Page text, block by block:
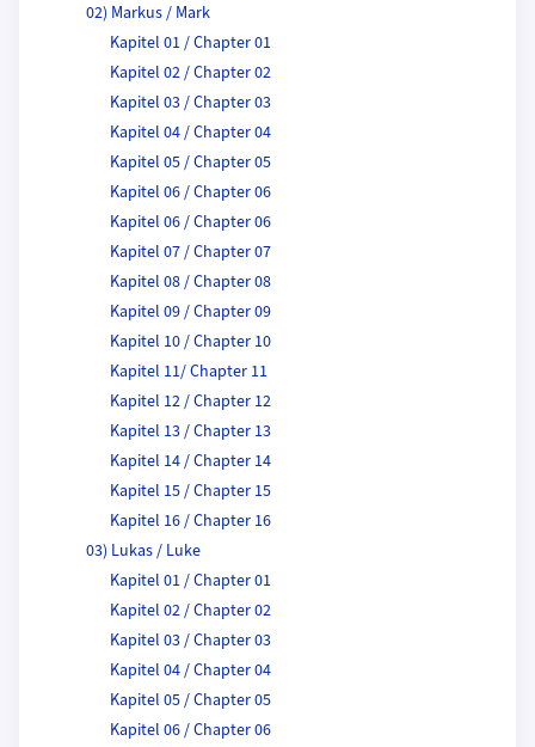
02) Markus / Mark
Kapitel 01 / Chapter 01
Kapitel 02 / Chapter 02
Kapitel 03 / Chapter 03
Kapitel 04 / Chapter 04
Kapitel 05 / Chapter 05
Kapitel 06 / Chapter 06
Kapitel 06 / Chapter 06
Kapitel 07 / Chapter 07
Kapitel 08 / Chapter 08
Kapitel 09 / Chapter 09
Kapitel 10 / Chapter 10
Kapitel 11/ Chapter 11
Kapitel 12 / Chapter 12
Kapitel 13 / Chapter 13
Kapitel 14 / Chapter 14
Kapitel 15 / Chapter 15
Kapitel 16 / Chapter 16
03) Lukas / Luke
Kapitel 01 / Chapter 01
Kapitel 02 / Chapter 02
Kapitel 03 / Chapter 03
Kapitel 04 / Chapter 04
Kapitel 05 / Chapter 05
Kapitel 06 / Chapter 06